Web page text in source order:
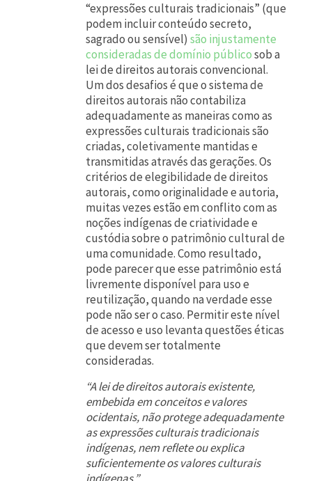
“expressões culturais tradicionais” (que
podem incluir conteúdo secreto,
sagrado ou sensível) são injustamente
consideradas de domínio públicosob a
lei de direitos autorais convencional.
Um dos desafios é que o sistema de
direitos autorais não contabiliza
adequadamente as maneiras como as
expressões culturais tradicionais são
criadas, coletivamente mantidas e
transmitidas através das gerações. Os
critérios de elegibilidade de direitos
autorais, como originalidade e autoria,
muitas vezes estão em conflito com as
noções indígenas de criatividade e
custódia sobre o patrimônio cultural de
uma comunidade. Como resultado,
pode parecer que esse patrimônio está
livremente disponível para uso e
reutilização, quando na verdade esse
pode não ser o caso. Permitir este nível
de acesso e uso levanta questões éticas
que devem ser totalmente
consideradas.
“A lei de direitos autorais existente,
embebida em conceitos e valores
ocidentais, não protege adequadamente
as expressões culturais tradicionais
indígenas, nem reflete ou explica
suficientemente os valores culturais